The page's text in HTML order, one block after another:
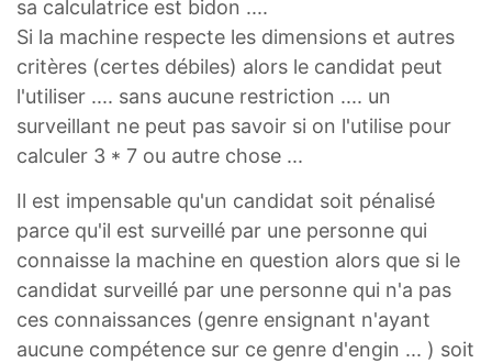
sa calculatrice est bidon ....
Si la machine respecte les dimensions et autres
critères (certes débiles) alors le candidat peut
l'utiliser .... sans aucune restriction .... un
surveillant ne peut pas savoir si on l'utilise pour
calculer 3 * 7 ou autre chose ...
Il est impensable qu'un candidat soit pénalisé
parce qu'il est surveillé par une personne qui
connaisse la machine en question alors que si le
candidat surveillé par une personne qui n'a pas
ces connaissances (genre ensignant n'ayant
aucune compétence sur ce genre d'engin ... ) soit